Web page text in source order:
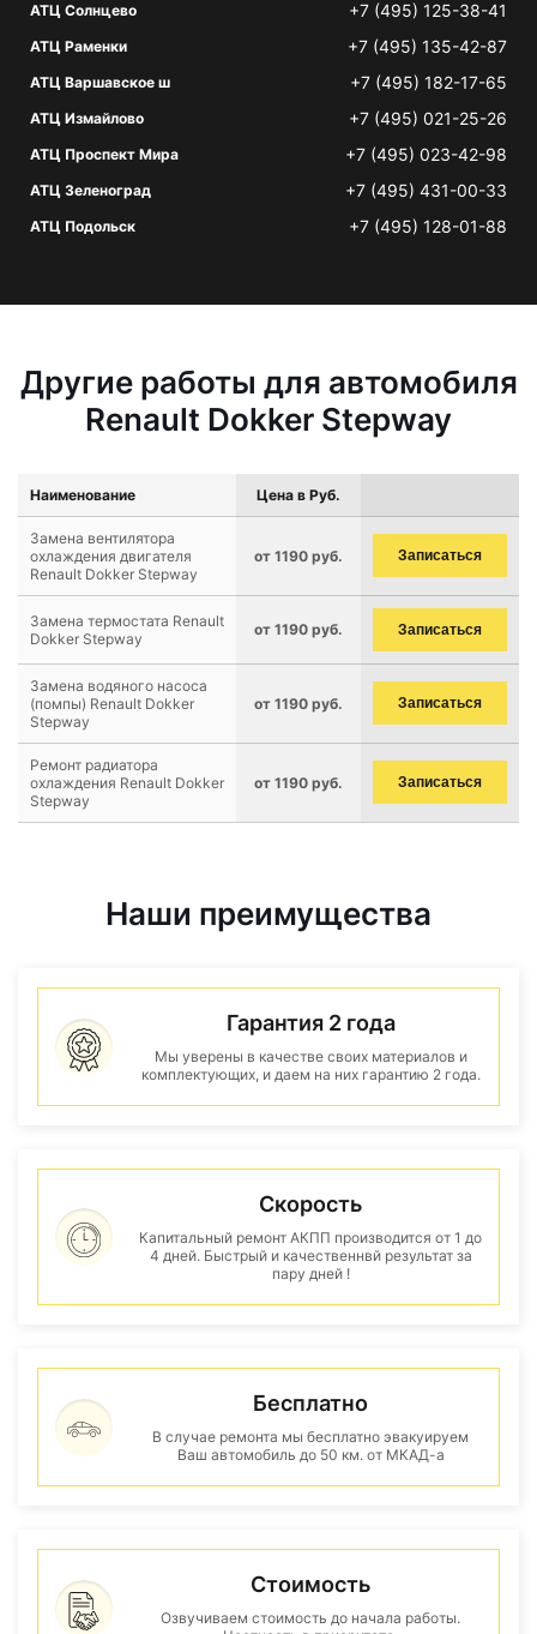
АТЦ Солнцево +7 (495) 125-38-41
АТЦ Раменки +7 (495) 135-42-87
АТЦ Варшавское ш +7 (495) 182-17-65
АТЦ Измайлово +7 (495) 021-25-26
АТЦ Проспект Мира +7 (495) 023-42-98
АТЦ Зеленоград +7 (495) 431-00-33
АТЦ Подольск +7 (495) 128-01-88
Другие работы для автомобиля
Renault Dokker Stepway
Наименование Цена в Руб.
Замена вентилятора
охлаждения двигателя
Renault Dokker Stepway
от 1190 руб. Записаться
Замена термостата Renault
Dokker Stepway
от 1190 руб. Записаться
Замена водяного насоса
(помпы) Renault Dokker
Stepway
от 1190 руб. Записаться
Ремонт радиатора
охлаждения Renault Dokker
Stepway
от 1190 руб. Записаться
Наши преимущества
Гарантия 2 года
Мы уверены в качестве своих материалов и
комплектующих, и даем на них гарантию 2 года.
Скорость
Капитальный ремонт АКПП производится от 1 до
4 дней. Быстрый и качественнвй результат за
пару дней !
Бесплатно
В случае ремонта мы бесплатно эвакуируем
Ваш автомобиль до 50 км. от МКАД-а
Стоимость
Озвучиваем стоимость до начала работы.